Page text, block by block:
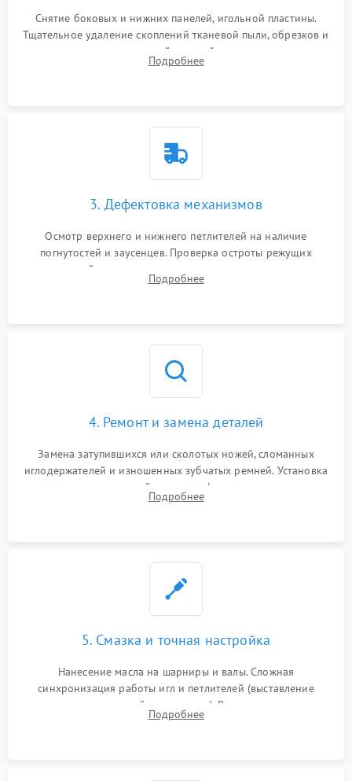
Снятие боковых и нижних панелей, игольной пластины.
Тщательное удаление скоплений тканевой пыли, обрезков и
очесов из зоны петлителей и ножей с помощью жестких
кистей, пинцета и потока сжатого воздуха.
Подробнее
3. Дефектовка механизмов
Осмотр верхнего и нижнего петлителей на наличие
погнутостей и заусенцев. Проверка остроты режущих
кромок ножей, состояния приводного ремня, электромотора
и механизма дифференциальной подачи ткани.
Подробнее
4. Ремонт и замена деталей
Замена затупившихся или сколотых ножей, сломанных
иглодержателей и изношенных зубчатых ремней. Установка
новых петлителей взамен деформированных.
Восстановление контактов в педали и цепях
Подробнее
5. Смазка и точная настройка
Нанесение масла на шарниры и валы. Сложная
синхронизация работы игл и петлителей (выставление
зазоров до сотых долей миллиметра). Регулировка прижима
ножей, ширины обметки и хода дифференциального
Подробнее